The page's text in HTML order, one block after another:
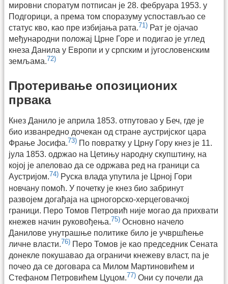
мировни споратум потписан је 28. фебруара 1953. у
Подгорици, а према том споразуму успостављао се
статус кво, као пре избијања рата.71) Рат је ојачао
међународни положај Црне Горе и подигао је углед
кнеза Данила у Европи и у српским и југословенским
земљама.72)
Протеривање опозиционих
првака
Кнез Данило је априла 1853. отпутовао у Беч, где је
био изванредно дочекан од стране аустријског цара
Фрање Јосифа.73) По повратку у Црну Гору кнез је 11.
јула 1853. одржао на Цетињу народну скупштину, на
којој је апеловао да се одржава ред на граници са
Аустријом.74) Руска влада упутила је Црној Гори
новчану помоћ. У почетку је кнез био забринут
развојем догађаја на црногорско-херцеговачкој
граници. Перо Томов Петровић није могао да прихвати
кнежев начин руковођења.75) Основно начело
Данилове унутрашње политике било је учвршћење
личне власти.76) Перо Томов је као председник Сената
донекле покушавао да ограничи кнежеву власт, па је
почео да се договара са Милом Мартиновићем и
Стефаном Петровићем Цуцом.77) Они су почели да